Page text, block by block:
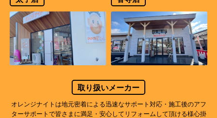
取り扱いメーカー
オレンジナイトは地元密着による迅速なサポート対応・施工後のアフ
ターサポートで皆さまに満足・安心してリフォームして頂ける様心掛